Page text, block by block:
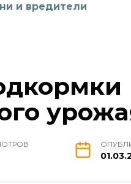
и вредители